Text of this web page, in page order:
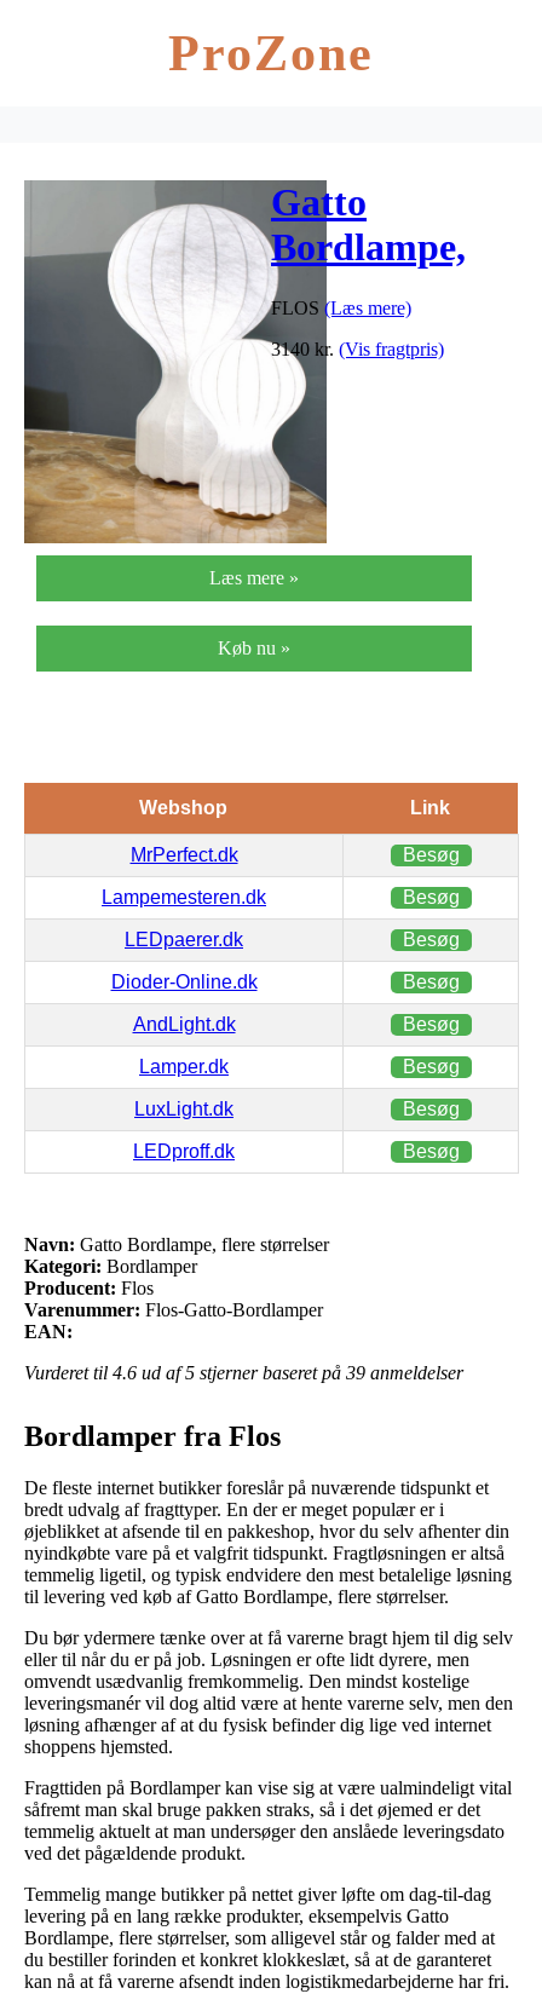
ProZone
Gatto
Bordlampe,
flere størrelser
FLOS (Læs mere)
3140 kr. (Vis fragtpris)
Læs mere »
Køb nu »
Webshop Link
MrPerfect.dk Besøg
Lampemesteren.dk Besøg
LEDpaerer.dk Besøg
Dioder-Online.dk Besøg
AndLight.dk Besøg
Lamper.dk Besøg
LuxLight.dk Besøg
LEDproff.dk Besøg
Navn: Gatto Bordlampe, flere størrelser
Kategori: Bordlamper
Producent: Flos
Varenummer: Flos-Gatto-Bordlamper
EAN:
Vurderet til 4.6 ud af 5 stjerner baseret på 39 anmeldelser
Bordlamper fra Flos
De fleste internet butikker foreslår på nuværende tidspunkt et
bredt udvalg af fragttyper. En der er meget populær er i
øjeblikket at afsende til en pakkeshop, hvor du selv afhenter din
nyindkøbte vare på et valgfrit tidspunkt. Fragtløsningen er altså
temmelig ligetil, og typisk endvidere den mest betalelige løsning
til levering ved køb af Gatto Bordlampe, flere størrelser.
Du bør ydermere tænke over at få varerne bragt hjem til dig selv
eller til når du er på job. Løsningen er ofte lidt dyrere, men
omvendt usædvanlig fremkommelig. Den mindst kostelige
leveringsmanér vil dog altid være at hente varerne selv, men den
løsning afhænger af at du fysisk befinder dig lige ved internet
shoppens hjemsted.
Fragttiden på Bordlamper kan vise sig at være ualmindeligt vital
såfremt man skal bruge pakken straks, så i det øjemed er det
temmelig aktuelt at man undersøger den anslåede leveringsdato
ved det pågældende produkt.
Temmelig mange butikker på nettet giver løfte om dag-til-dag
levering på en lang række produkter, eksempelvis Gatto
Bordlampe, flere størrelser, som alligevel står og falder med at
du bestiller forinden et konkret klokkeslæt, så at de garanteret
kan nå at få varerne afsendt inden logistikmedarbejderne har fri.